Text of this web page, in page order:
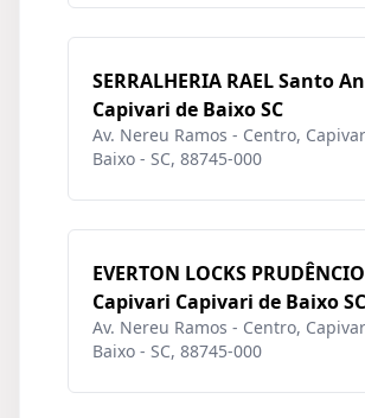
SERRALHERIA RAEL Santo
Capivari de Baixo SC
Av. Nereu Ramos - Centro,
Baixo - SC, 88745-000
EVERTON LOCKS PRUDÊNCIO
Capivari Capivari de Baixo SC
Av. Nereu Ramos - Centro,
Baixo - SC, 88745-000